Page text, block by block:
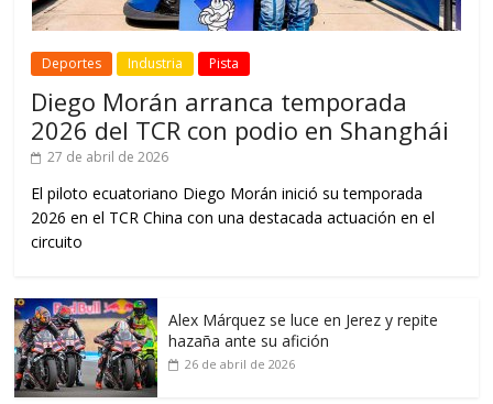
Deportes Industria Pista
Diego Morán arranca temporada
2026 del TCR con podio en Shanghái
27 de abril de 2026
El piloto ecuatoriano Diego Morán inició su temporada
2026 en el TCR China con una destacada actuación en el
circuito
Alex Márquez se luce en Jerez y repite
hazaña ante su afición
26 de abril de 2026